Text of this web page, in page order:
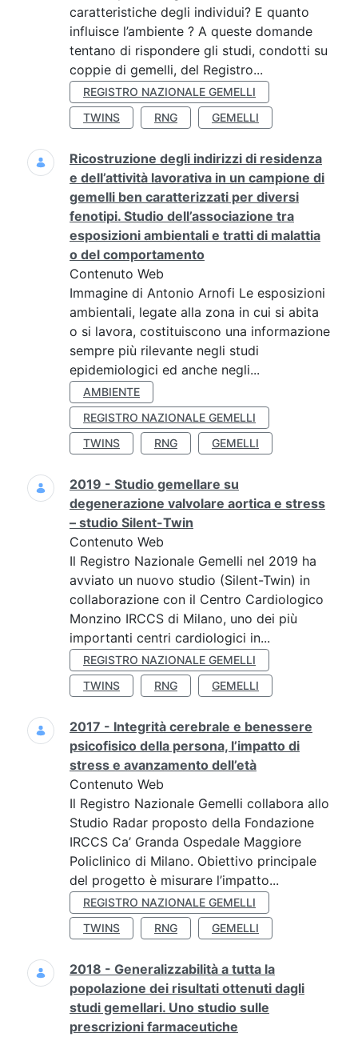
caratteristiche degli individui? E quanto
influisce l’ambiente ? A queste domande
tentano di rispondere gli studi, condotti su
coppie di gemelli, del Registro...
REGISTRO NAZIONALE GEMELLI
TWINS
RNG GEMELLI
Ricostruzione degli indirizzi di residenza
e dell’attività lavorativa in un campione di
gemelli ben caratterizzati per diversi
fenotipi. Studio dell’associazione tra
esposizioni ambientali e tratti di malattia
o del comportamento
Contenuto Web
Immagine di Antonio Arnofi Le esposizioni
ambientali, legate alla zona in cui si abita
o si lavora, costituiscono una informazione
sempre più rilevante negli studi
epidemiologici ed anche negli...
AMBIENTE
REGISTRO NAZIONALE GEMELLI
TWINS
RNG GEMELLI
2019 - Studio gemellare su
degenerazione valvolare aortica e stress
– studio Silent-Twin
Contenuto Web
Il Registro Nazionale Gemelli nel 2019 ha
avviato un nuovo studio (Silent-Twin) in
collaborazione con il Centro Cardiologico
Monzino IRCCS di Milano, uno dei più
importanti centri cardiologici in...
REGISTRO NAZIONALE GEMELLI
TWINS
RNG GEMELLI
2017 - Integrità cerebrale e benessere
psicofisico della persona, l’impatto di
stress e avanzamento dell’età
Contenuto Web
Il Registro Nazionale Gemelli collabora allo
Studio Radar proposto della Fondazione
IRCCS Ca’ Granda Ospedale Maggiore
Policlinico di Milano. Obiettivo principale
del progetto è misurare l’impatto...
REGISTRO NAZIONALE GEMELLI
TWINS
RNG GEMELLI
2018 - Generalizzabilità a tutta la
popolazione dei risultati ottenuti dagli
studi gemellari. Uno studio sulle
prescrizioni farmaceutiche